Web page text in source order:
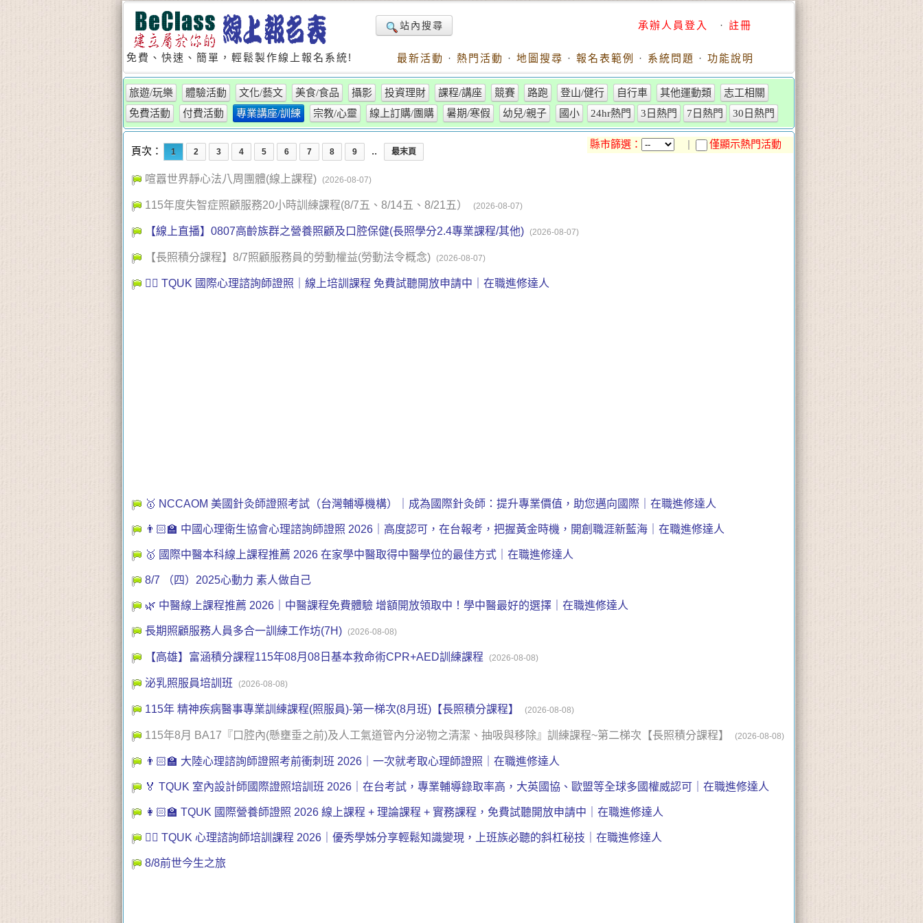
免費、快速、簡單，輕鬆製作線上報名系統!
站內搜尋 承辦人員登入 · 註冊
最新活動 · 熱門活動 · 地圖搜尋 · 報名表範例 · 系統問題 · 功能說明
旅遊/玩樂 體驗活動 文化/藝文 美食/食品 攝影 投資理財 課程/講座 競賽 路跑 登山/健行 自行車 其他運動類
志工相關
免費活動
付費活動 專業講座/訓練 宗教/心靈 線上訂購/團購 暑期/寒假 幼兒/親子 國小 24hr熱門 3日熱門 7日熱門 30日熱門
縣市篩選： | 僅顯示熱門活動
頁次： 1 2 3 4 5 6 7 8 9 .. 最末頁
喧囂世界靜心法八周團體(線上課程) (2026-08-07)
115年度失智症照顧服務20小時訓練課程(8/7五、8/14五、8/21五） (2026-08-07)
【線上直播】0807高齡族群之營養照顧及口腔保健(長照學分2.4專業課程/其他) (2026-08-07)
【長照積分課程】8/7照顧服務員的勞動權益(勞動法令概念) (2026-08-07)
👩‍⚕️ TQUK 國際心理諮詢師證照｜線上培訓課程 免費試聽開放申請中｜在職進修達人
🥇 NCCAOM 美國針灸師證照考試（台灣輔導機構）｜成為國際針灸師：提升專業價值，助您邁向國際｜在職進修達人
👨🏻‍🏫 中國心理衛生協會心理諮詢師證照 2026｜高度認可，在台報考，把握黃金時機，開創職涯新藍海｜在職進修達人
🥇 國際中醫本科線上課程推薦 2026 在家學中醫取得中醫學位的最佳方式｜在職進修達人
8/7 （四）2025心動力 素人做自己
🌿 中醫線上課程推薦 2026｜中醫課程免費體驗 增額開放領取中！學中醫最好的選擇｜在職進修達人
長期照顧服務人員多合一訓練工作坊(7H) (2026-08-08)
【高雄】富涵積分課程115年08月08日基本救命術CPR+AED訓練課程 (2026-08-08)
泌乳照服員培訓班 (2026-08-08)
115年 精神疾病醫事專業訓練課程(照服員)-第一梯次(8月班)【長照積分課程】 (2026-08-08)
115年8月 BA17『口腔內(懸壅垂之前)及人工氣道管內分泌物之清潔、抽吸與移除』訓練課程~第二梯次【長照積分課程】 (2026-08-08)
👨🏻‍🏫 大陸心理諮詢師證照考前衝刺班 2026｜一次就考取心理師證照｜在職進修達人
🏅 TQUK 室內設計師國際證照培訓班 2026｜在台考試，專業輔導錄取率高，大英國協、歐盟等全球多國權威認可｜在職進修達人
👩🏻‍🏫 TQUK 國際營養師證照 2026 線上課程 + 理論課程 + 實務課程，免費試聽開放申請中｜在職進修達人
👩‍⚕️ TQUK 心理諮詢師培訓課程 2026｜優秀學姊分享輕鬆知識變現，上班族必聽的斜杠秘技｜在職進修達人
8/8前世今生之旅